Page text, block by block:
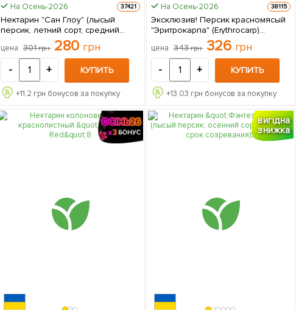
На Осень-2026 37421
Нектарин "Сан Глоу" (лысый
персик, летний сорт, средний
срок созревания) 1 саженец в
упаковке
цена 301грн 280 грн
- + КУПИТЬ
+11.2 грн бонусов за покупку
На Осень-2026 38115
Эксклюзив! Персик красномясый
"Эритрокарпа" (Erythrocarp)
(премиальный осенний сорт) 1
саженец в упаковке
цена 343грн 326 грн
- + КУПИТЬ
+13.03 грн бонусов за покупку
вигідна
знижка